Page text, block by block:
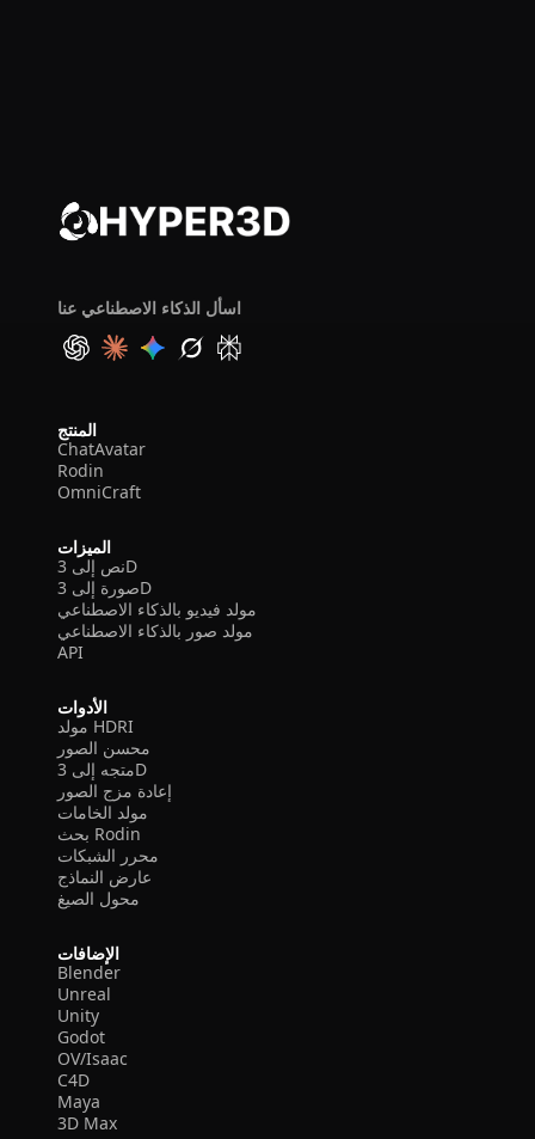
اسأل الذكاء الاصطناعي عنا
المنتج
ChatAvatar
Rodin
OmniCraft
الميزات
نص إلى 3D
صورة إلى 3D
مولد فيديو بالذكاء الاصطناعي
مولد صور بالذكاء الاصطناعي
API
الأدوات
مولد HDRI
محسن الصور
متجه إلى 3D
إعادة مزج الصور
مولد الخامات
بحث Rodin
محرر الشبكات
عارض النماذج
محول الصيغ
الإضافات
Blender
Unreal
Unity
Godot
OV/Isaac
C4D
Maya
3D Max